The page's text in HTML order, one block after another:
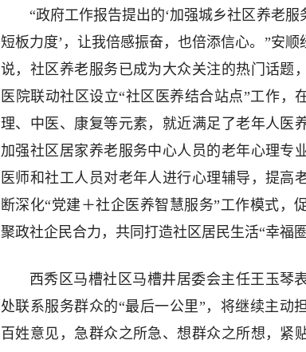
“政府工作报告提出的‘加强城乡社区养老
短板力度’，让我倍感振奋，也倍添信心。”安
说，社区养老服务已成为大众关注的热门话题
医院联动社区设立“社区医养结合站点”工作，
理、中医、康复等元素，就近满足了老年人医
加强社区居家养老服务中心人员的老年心理专
医师和社工人员对老年人进行心理辅导，提高
断深化“党建＋社企医养智慧服务”工作模式，
聚政社企民合力，共同打造社区居民生活“幸福圈
西秀区马槽社区马槽井居委会主任王玉琴
处联系服务群众的“最后一公里”，将继续主动
百姓意见，急群众之所急、想群众之所想，紧